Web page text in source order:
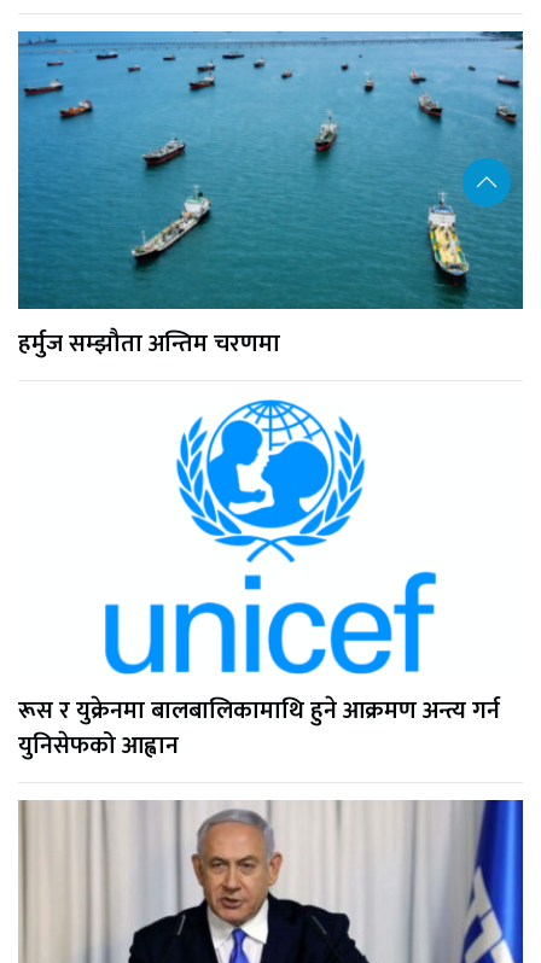
हर्मुज सम्झौता अन्तिम चरणमा
रूस र युक्रेनमा बालबालिकामाथि हुने आक्रमण अन्त्य गर्न
युनिसेफको आह्वान